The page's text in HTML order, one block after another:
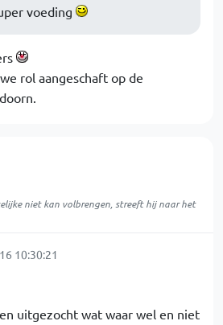
voeding
rol aangeschaft op de
niet kan volbrengen, streeft hij naar het
10:30:21
uitgezocht wat waar wel en niet